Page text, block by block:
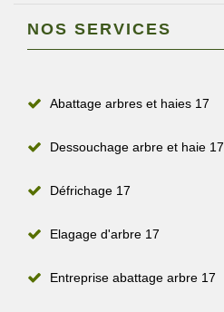
NOS SERVICES
Abattage arbres et haies 17
Dessouchage arbre et haie 17
Défrichage 17
Elagage d'arbre 17
Entreprise abattage arbre 17